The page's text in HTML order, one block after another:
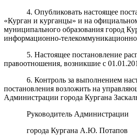
4. Опубликовать настоящее
«Курган и курганцы» и на
муниципального образования город
информационно-
5. Настоящее постановление
правоотношения, возникшие с
6. Контроль за выполнением
постановления возложить на
Администрации города Кургана
Руководитель Администрации
города Кургана А.Ю. Потапов